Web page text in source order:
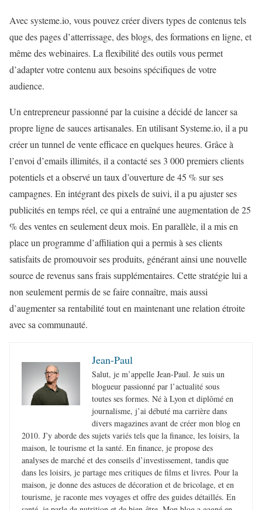
Avec systeme.io, vous pouvez créer divers types de contenus tels
que des pages d’atterrissage, des blogs, des formations en ligne, et
même des webinaires. La flexibilité des outils vous permet
d’adapter votre contenu aux besoins spécifiques de votre
audience.
Un entrepreneur passionné par la cuisine a décidé de lancer sa
propre ligne de sauces artisanales. En utilisant Systeme.io, il a pu
créer un tunnel de vente efficace en quelques heures. Grâce à
l’envoi d’emails illimités, il a contacté ses 3 000 premiers clients
potentiels et a observé un taux d’ouverture de 45 % sur ses
campagnes. En intégrant des pixels de suivi, il a pu ajuster ses
publicités en temps réel, ce qui a entraîné une augmentation de 25
% des ventes en seulement deux mois. En parallèle, il a mis en
place un programme d’affiliation qui a permis à ses clients
satisfaits de promouvoir ses produits, générant ainsi une nouvelle
source de revenus sans frais supplémentaires. Cette stratégie lui a
non seulement permis de se faire connaître, mais aussi
d’augmenter sa rentabilité tout en maintenant une relation étroite
avec sa communauté.
Jean-Paul
Salut, je m’appelle Jean-Paul. Je suis un
blogueur passionné par l’actualité sous
toutes ses formes. Né à Lyon et diplômé en
journalisme, j’ai débuté ma carrière dans
divers magazines avant de créer mon blog en
2010. J’y aborde des sujets variés tels que la finance, les loisirs, la
maison, le tourisme et la santé. En finance, je propose des
analyses de marché et des conseils d’investissement, tandis que
dans les loisirs, je partage mes critiques de films et livres. Pour la
maison, je donne des astuces de décoration et de bricolage, et en
tourisme, je raconte mes voyages et offre des guides détaillés. En